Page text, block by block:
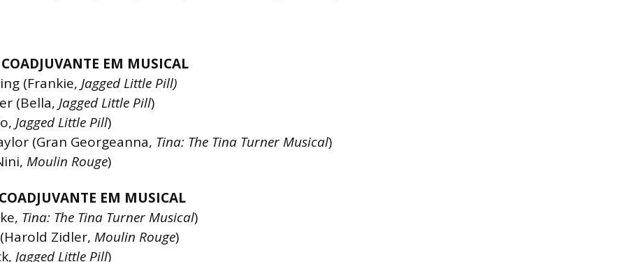
EM MUSICAL
(Frankie, Jagged Little Pill)
(Bella, Jagged Little Pill)
Jagged Little Pill)
(Gran Georgeanna, Tina: The Tina Turner Musical)
Moulin Rouge)
EM MUSICAL
Tina: The Tina Turner Musical)
Zidler, Moulin Rouge)
Jagged Little Pill)